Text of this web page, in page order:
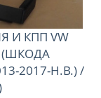
И КПП VW
(ШКОДА
2017-Н.В.) /